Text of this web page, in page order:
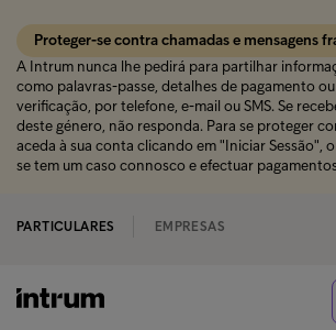
Proteger-se contra chamadas e mensagens
A Intrum nunca lhe pedirá para partilhar
como palavras-passe, detalhes de pagamento
verificação, por telefone, e-mail ou SMS. Se
deste género, não responda. Para se proteger
aceda à sua conta clicando em "Iniciar Sessão",
se tem um caso connosco e efectuar
PARTICULARES EMPRESAS